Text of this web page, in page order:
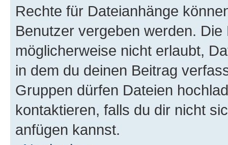
Rechte für Dateianhänge
Benutzer vergeben werden.
möglicherweise nicht erlaubt,
in dem du deinen Beitrag
Gruppen dürfen Dateien
kontaktieren, falls du dir nicht
anfügen kannst.